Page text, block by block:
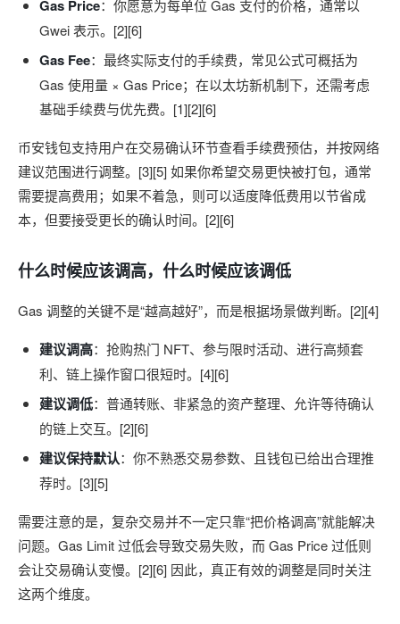
Gas Price：你愿意为每单位 Gas 支付的价格，通常以
Gwei 表示。[2][6]
Gas Fee：最终实际支付的手续费，常见公式可概括为
Gas 使用量 × Gas Price；在以太坊新机制下，还需考虑
基础手续费与优先费。[1][2][6]
币安钱包支持用户在交易确认环节查看手续费预估，并按网络
建议范围进行调整。[3][5] 如果你希望交易更快被打包，通常
需要提高费用；如果不着急，则可以适度降低费用以节省成
本，但要接受更长的确认时间。[2][6]
什么时候应该调高，什么时候应该调低
Gas 调整的关键不是“越高越好”，而是根据场景做判断。[2][4]
建议调高：抢购热门 NFT、参与限时活动、进行高频套
利、链上操作窗口很短时。[4][6]
建议调低：普通转账、非紧急的资产整理、允许等待确认
的链上交互。[2][6]
建议保持默认：你不熟悉交易参数、且钱包已给出合理推
荐时。[3][5]
需要注意的是，复杂交易并不一定只靠“把价格调高”就能解决
问题。Gas Limit 过低会导致交易失败，而 Gas Price 过低则
会让交易确认变慢。[2][6] 因此，真正有效的调整是同时关注
这两个维度。